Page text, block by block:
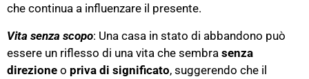
che continua a influenzare il presente.
Vita senza scopo: Una casa in stato di abbandono può
essere un riflesso di una vita che sembra senza
direzione o priva di significato, suggerendo che il